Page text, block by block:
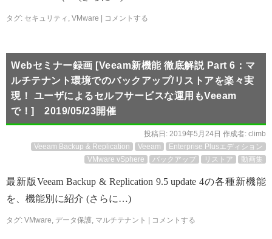
タグ: セキュリティ , VMware コメントする
Webセミナー録画 [Veeam新機能 徹底解説 Part 6：マ
ルチテナント環境でのバックアップ/リストアを楽々実
現！ ユーザによるセルフサービスな運用もVeeam
で！] 2019/05/23開催
投稿日: 2019年5月24日 作成者: climb
Veeam Backup & Replication
Veeam
Enterprise Plusエディション
VMware vSphere
バックアップ リストア 動画集
最新版Veeam Backup & Replication 9.5 update 4の各種新機能
を、機能別に紹介 (さらに…)
タグ: VMware, データ保護, マルチテナント コメントする